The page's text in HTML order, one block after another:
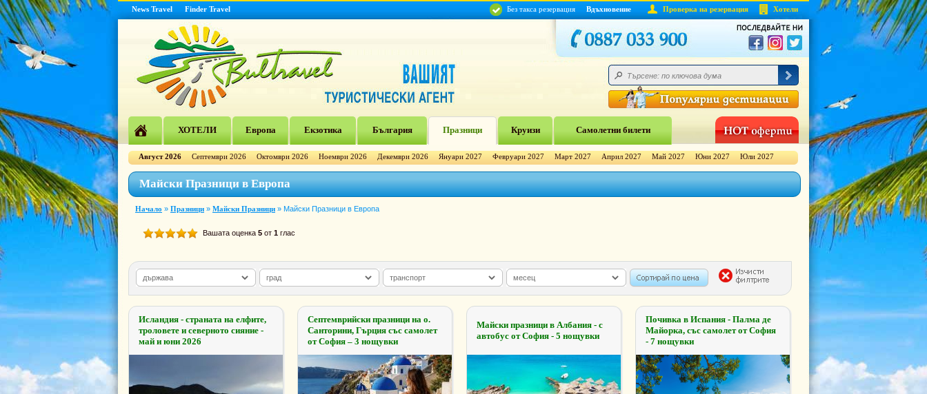
Без такса резервация Вдъхновение Проверка на резервация Хотели
News Travel Finder Travel
ХОТЕЛИ Европа Екзотика България Празници Круизи Самолетни билети
Август 2026 Септември 2026 Октомври 2026 Ноември 2026 Декември 2026 Януари 2027 Февруари 2027 Март 2027 Април 2027 Май 2027 Юни 2027 Юли 2027
Майски Празници в Европа
Начало » Празници » Майски Празници » Майски Празници в Европа
Вашата оценка 5 от 1 глас
Исландия - страната на елфите,
троловете и северното сияние -
май и юни 2026
Септемврийски празници на о.
Санторини, Гърция със самолет
от София – 3 нощувки
Майски празници в Албания - с
автобус от София - 5 нощувки
Почивка в Испания - Палма де
Майорка, със самолет от София
- 7 нощувки